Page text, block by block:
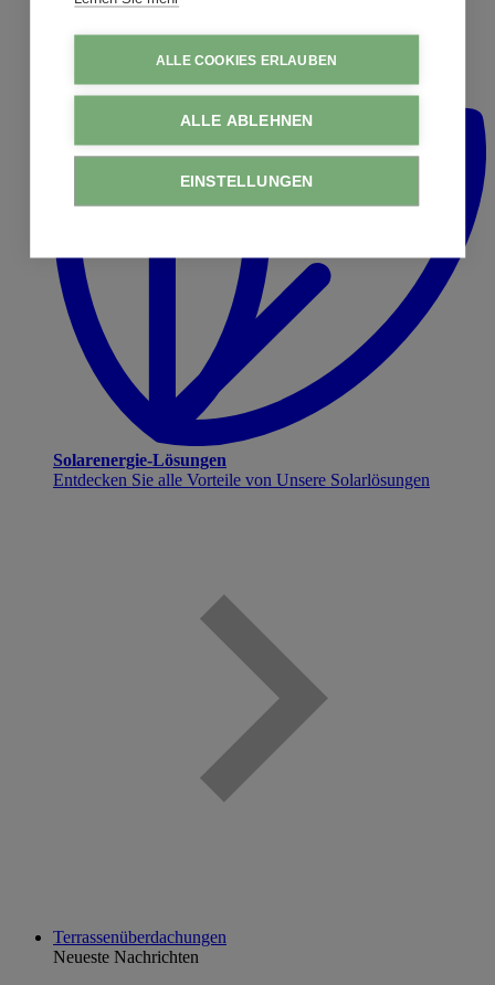
ALLE COOKIES ERLAUBEN
ALLE ABLEHNEN
EINSTELLUNGEN
Solarenergie-Lösungen
Entdecken Sie alle Vorteile von Unsere Solarlösungen
Terrassenüberdachungen
Neueste Nachrichten